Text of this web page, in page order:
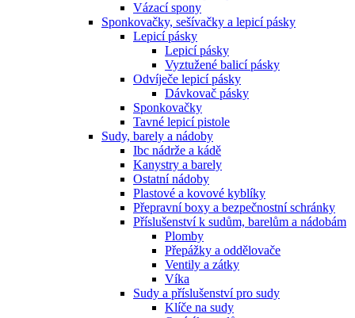
Vázací spony
Sponkovačky, sešívačky a lepicí pásky
Lepicí pásky
Lepicí pásky
Vyztužené balicí pásky
Odvíječe lepicí pásky
Dávkovač pásky
Sponkovačky
Tavné lepicí pistole
Sudy, barely a nádoby
Ibc nádrže a kádě
Kanystry a barely
Ostatní nádoby
Plastové a kovové kyblíky
Přepravní boxy a bezpečnostní schránky
Příslušenství k sudům, barelům a nádobám
Plomby
Přepážky a oddělovače
Ventily a zátky
Víka
Sudy a příslušenství pro sudy
Klíče na sudy